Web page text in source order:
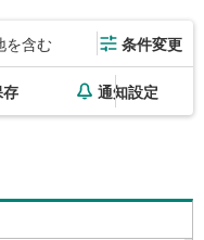
を含む 条件変更
通知設定